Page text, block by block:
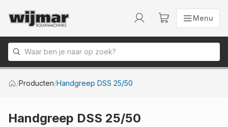
Menu
Menu
Naar homepage
/Producten/Handgreep DSS 25/50
Handgreep DSS 25/50